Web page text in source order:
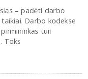
– padėti darbo
Darbo kodekse
turi
Toks